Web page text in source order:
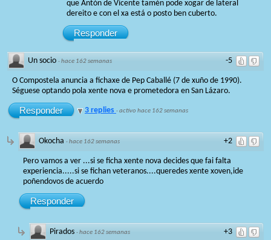
que Antón de Vicente tamén pode xogar de lateral
dereito e con el xa está o posto ben cuberto.
Responder
-5
Un socio ·hace 162 semanas
O Compostela anuncia a fichaxe de Pep Caballé (7 de xuño de 1990).
Séguese optando pola xente nova e prometedora en San Lázaro.
Responder 3 replies ·activo hace 162 semanas
+2
Okocha ·hace 162 semanas
Pero vamos a ver ...si se ficha xente nova decides que fai falta
experiencia.....si se fichan veteranos....queredes xente xoven,ide
poñendovos de acuerdo
Responder
+3
Pirados ·hace 162 semanas